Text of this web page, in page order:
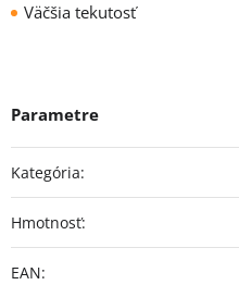
Väčšia tekutosť
Kategória:
Hmotnosť:
EAN: